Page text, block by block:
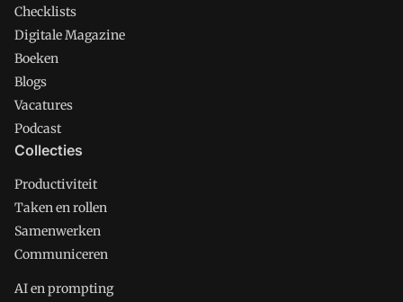
Checklists
Digitale Magazine
Boeken
Blogs
Vacatures
Podcast
Collecties
Productiviteit
Taken en rollen
Samenwerken
Communiceren
AI en prompting